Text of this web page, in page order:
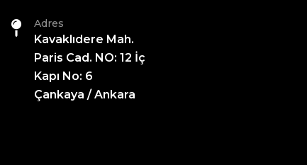
Adres
Kavaklıdere Mah.
Paris Cad. NO: 12 İç
Kapı No: 6
Çankaya / Ankara